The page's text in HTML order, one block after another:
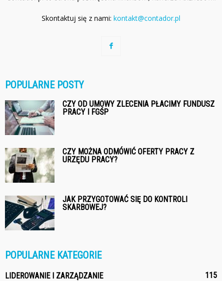
Skontaktuj się z nami: kontakt@contador.pl
POPULARNE POSTY
CZY OD UMOWY ZLECENIA PŁACIMY FUNDUSZ
PRACY I FGŚP
CZY MOŻNA ODMÓWIĆ OFERTY PRACY Z
URZĘDU PRACY?
JAK PRZYGOTOWAĆ SIĘ DO KONTROLI
SKARBOWEJ?
POPULARNE KATEGORIE
LIDEROWANIE I ZARZĄDZANIE 115